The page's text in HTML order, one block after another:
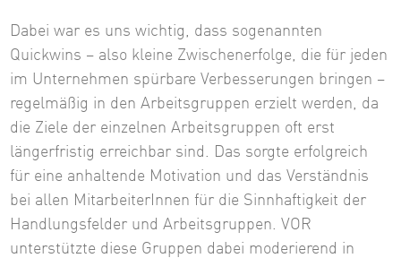
Dabei war es uns wichtig, dass sogenannten
Quickwins – also kleine Zwischenerfolge, die für jeden
im Unternehmen spürbare Verbesserungen bringen –
regelmäßig in den Arbeitsgruppen erzielt werden, da
die Ziele der einzelnen Arbeitsgruppen oft erst
längerfristig erreichbar sind. Das sorgte erfolgreich
für eine anhaltende Motivation und das Verständnis
bei allen MitarbeiterInnen für die Sinnhaftigkeit der
Handlungsfelder und Arbeitsgruppen. VOR
unterstützte diese Gruppen dabei moderierend in